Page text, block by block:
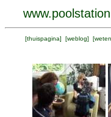
[thuispagina] [weblog] [